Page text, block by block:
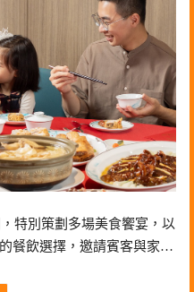
特別策劃多場美食饗宴，以
餐飲選擇，邀請賓客與家…